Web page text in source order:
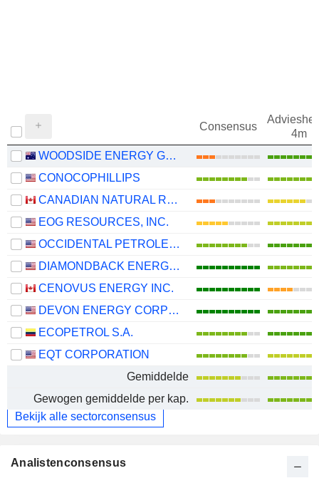
Consensus
4m
WOODSIDE ENERGY GROUP LTD
CONOCOPHILLIPS
CANADIAN NATURAL RESOURCES LIMITED
EOG RESOURCES, INC.
OCCIDENTAL PETROLEUM CORPORATION
DIAMONDBACK ENERGY, INC.
CENOVUS ENERGY INC.
DEVON ENERGY CORPORATION
ECOPETROL S.A.
EQT CORPORATION
Gemiddelde
Gewogen gemiddelde per kap.
Bekijk alle sectorconsensus
Analistenconsensus